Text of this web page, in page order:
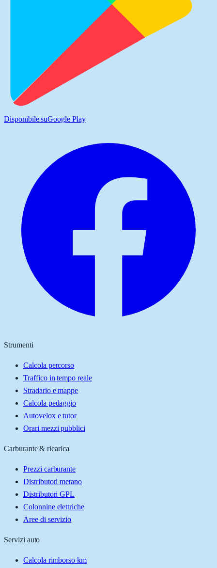
Disponibile suGoogle Play
Strumenti
Calcola percorso
Traffico in tempo reale
Stradario e mappe
Calcola pedaggio
Autovelox e tutor
Orari mezzi pubblici
Carburante & ricarica
Prezzi carburante
Distributori metano
Distributori GPL
Colonnine elettriche
Aree di servizio
Servizi auto
Calcola rimborso km